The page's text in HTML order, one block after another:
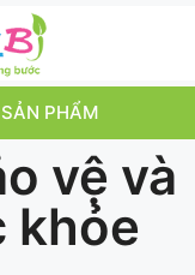
SẢN PHẨM
vệ và
khỏe